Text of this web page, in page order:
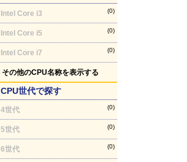
Intel Core i3 (0)
Intel Core i5 (0)
Intel Core i7 (0)
その他のCPU名称を表示する
CPU世代で探す
4世代 (0)
5世代 (0)
6世代 (0)